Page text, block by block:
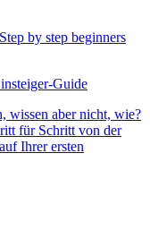
Guide
wissen aber nicht, wie?
für Schritt von der
Ihrer ersten